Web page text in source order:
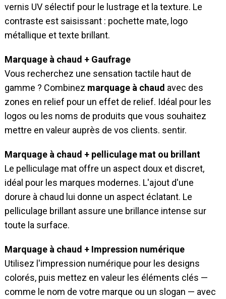
vernis UV sélectif pour le lustrage et la texture. Le
contraste est saisissant : pochette mate, logo
métallique et texte brillant.
Marquage à chaud + Gaufrage
Vous recherchez une sensation tactile haut de
gamme ? Combinez marquage à chaud avec des
zones en relief pour un effet de relief. Idéal pour les
logos ou les noms de produits que vous souhaitez
mettre en valeur auprès de vos clients. sentir.
Marquage à chaud + pelliculage mat ou brillant
Le pelliculage mat offre un aspect doux et discret,
idéal pour les marques modernes. L'ajout d'une
dorure à chaud lui donne un aspect éclatant. Le
pelliculage brillant assure une brillance intense sur
toute la surface.
Marquage à chaud + Impression numérique
Utilisez l'impression numérique pour les designs
colorés, puis mettez en valeur les éléments clés —
comme le nom de votre marque ou un slogan — avec